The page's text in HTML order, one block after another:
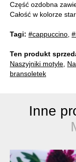
Część ozdobna
Całość w kolorze
Tagi: #cappuccino
Ten produkt
Naszyjniki motyle
bransoletek
Inne